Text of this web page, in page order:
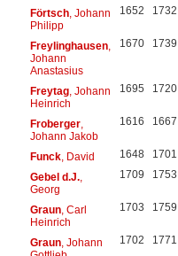
Förtsch, Johann
Philipp
1652 1732
Freylinghausen,
Johann
Anastasius
1670 1739
Freytag, Johann
Heinrich
1695 1720
Froberger,
Johann Jakob
1616 1667
Funck, David 1648 1701
Gebel d.J.,
Georg
1709 1753
Graun, Carl
Heinrich
1703 1759
Graun, Johann
1702 1771